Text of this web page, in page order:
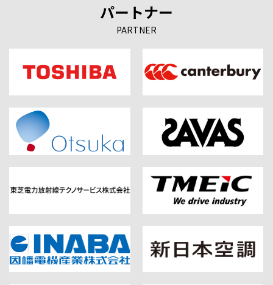
パートナー
PARTNER